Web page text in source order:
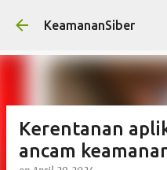
Skip to
KeamananSiber
Kerentanan
ancam